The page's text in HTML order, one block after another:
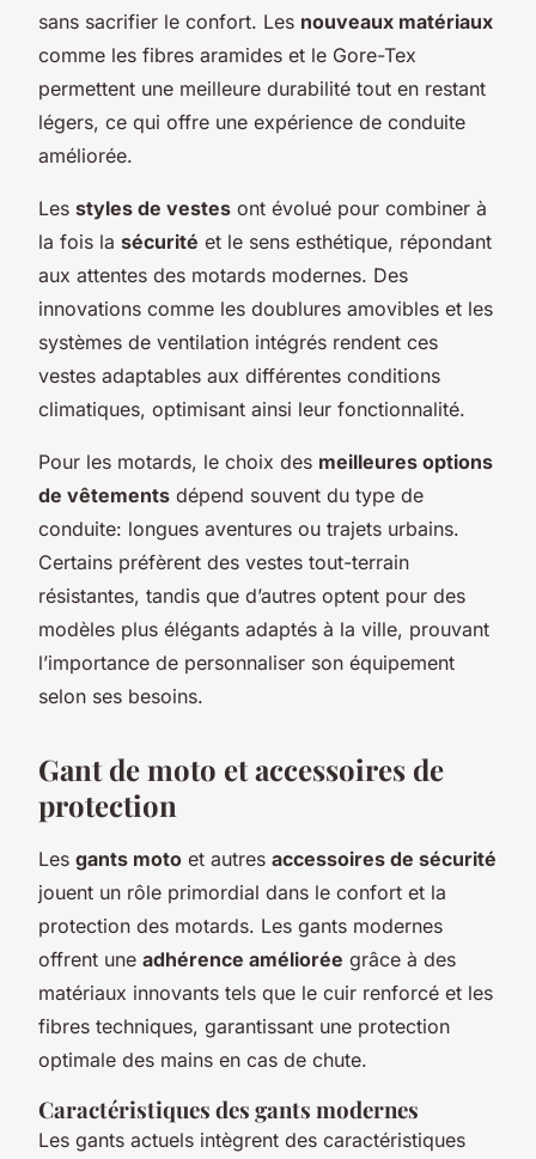
sans sacrifier le confort. Les nouveaux matériaux
comme les fibres aramides et le Gore-Tex
permettent une meilleure durabilité tout en restant
légers, ce qui offre une expérience de conduite
améliorée.
Les styles de vestes ont évolué pour combiner à
la fois la sécurité et le sens esthétique, répondant
aux attentes des motards modernes. Des
innovations comme les doublures amovibles et les
systèmes de ventilation intégrés rendent ces
vestes adaptables aux différentes conditions
climatiques, optimisant ainsi leur fonctionnalité.
Pour les motards, le choix des meilleures options
de vêtements dépend souvent du type de
conduite: longues aventures ou trajets urbains.
Certains préfèrent des vestes tout-terrain
résistantes, tandis que d’autres optent pour des
modèles plus élégants adaptés à la ville, prouvant
l’importance de personnaliser son équipement
selon ses besoins.
Gant de moto et accessoires de
protection
Les gants moto et autres accessoires de sécurité
jouent un rôle primordial dans le confort et la
protection des motards. Les gants modernes
offrent une adhérence améliorée grâce à des
matériaux innovants tels que le cuir renforcé et les
fibres techniques, garantissant une protection
optimale des mains en cas de chute.
Caractéristiques des gants modernes
Les gants actuels intègrent des caractéristiques